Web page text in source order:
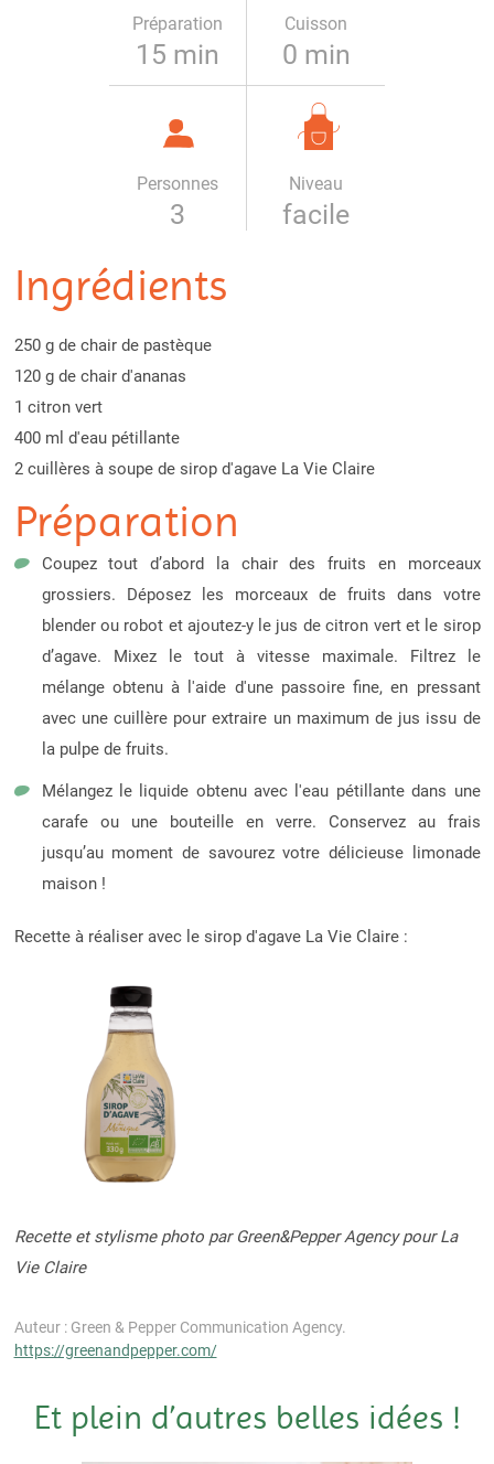
Préparation
15 min
Cuisson
0 min
Personnes
3
Niveau
facile
Ingrédients
250 g de chair de pastèque
120 g de chair d'ananas
1 citron vert
400 ml d'eau pétillante
2 cuillères à soupe de sirop d'agave La Vie Claire
Préparation
Coupez tout d’abord la chair des fruits en morceaux
grossiers. Déposez les morceaux de fruits dans votre
blender ou robot et ajoutez-y le jus de citron vert et le sirop
d’agave. Mixez le tout à vitesse maximale. Filtrez le
mélange obtenu à l'aide d'une passoire fine, en pressant
avec une cuillère pour extraire un maximum de jus issu de
la pulpe de fruits.
Mélangez le liquide obtenu avec l'eau pétillante dans une
carafe ou une bouteille en verre. Conservez au frais
jusqu’au moment de savourez votre délicieuse limonade
maison !
Recette à réaliser avec le sirop d'agave La Vie Claire :
Recette et stylisme photo par Green&Pepper Agency pour La
Vie Claire
Auteur : Green & Pepper Communication Agency.
https://greenandpepper.com/
Et plein d’autres belles idées !